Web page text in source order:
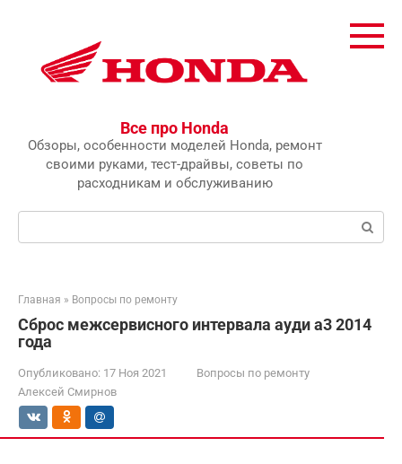
Все про Honda
Обзоры, особенности моделей Honda, ремонт
своими руками, тест-драйвы, советы по
расходникам и обслуживанию
Главная » Вопросы по ремонту
Сброс межсервисного интервала ауди а3 2014
года
Опубликовано: 17 Ноя 2021
Вопросы по ремонту
Алексей Смирнов